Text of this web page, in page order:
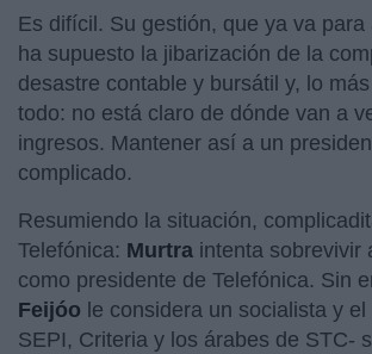
Es difícil. Su gestión, que ya va para
ha supuesto la jibarización de la
desastre contable y bursátil y, lo
todo: no está claro de dónde van a
ingresos. Mantener así a un
complicado.
Resumiendo la situación,
Telefónica: Murtra intenta sobrevivir
como presidente de Telefónica. Sin
Feijóo le considera un socialista y
SEPI, Criteria y los árabes de STC-